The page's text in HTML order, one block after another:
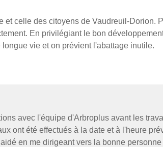
celle des citoyens de Vaudreuil-Dorion.
En privilégiant le bon
vie et on prévient l'abattage inutile.
avec l'équipe d'Arbroplus avant les
ont été effectués à la date et à l'heure
en me dirigeant vers la bonne